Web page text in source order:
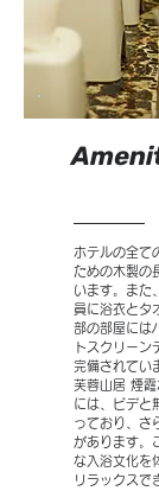
ホテルの全て
ための木製の
います。また
員に浴衣とタ
部の部屋には
トスクリーン
完備されてい
芙蓉山居 煙霞
には、ビデと
っており、さ
があります。
な入浴文化を
リラックスで